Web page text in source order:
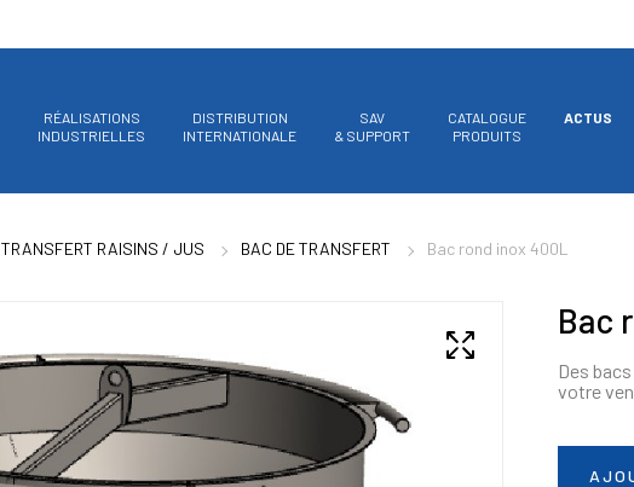
RÉALISATIONS
INDUSTRIELLES
DISTRIBUTION
INTERNATIONALE
SAV
& SUPPORT
CATALOGUE
PRODUITS
ACTUS
TRANSFERT RAISINS / JUS BAC DE TRANSFERT Bac rond inox 400L
Bac
Des
votre